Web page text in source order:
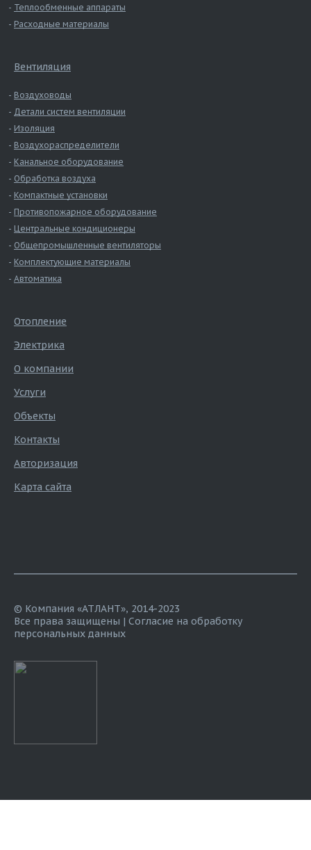
Теплообменные аппараты
Расходные материалы
Вентиляция
Воздуховоды
Детали систем вентиляции
Изоляция
Воздухораспределители
Канальное оборудование
Обработка воздуха
Компактные установки
Противопожарное оборудование
Центральные кондиционеры
Общепромышленные вентиляторы
Комплектующие материалы
Автоматика
Отопление
Электрика
О компании
Услуги
Объекты
Контакты
Авторизация
Карта сайта
© Компания «АТЛАНТ», 2014-2023
Все права защищены | Согласие на обработку
персональных данных